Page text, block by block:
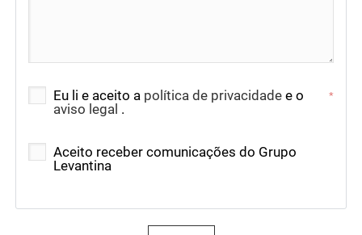
Eu li e aceito a política de privacidade e o
aviso legal .
*
Aceito receber comunicações do Grupo
Levantina